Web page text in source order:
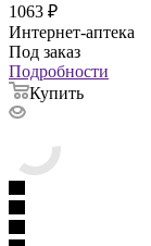
1063 ₽
Интернет-аптека
Под заказ
Подробности
Купить